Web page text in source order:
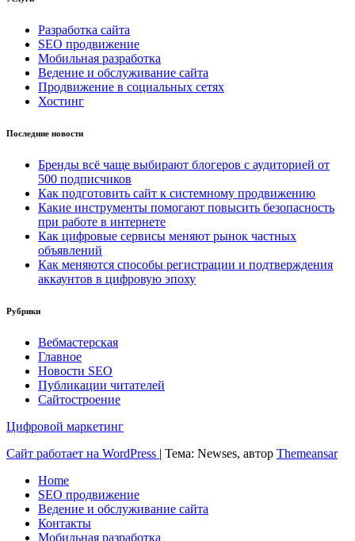
Разработка сайта
SEO продвижение
Мобильная разработка
Ведение и обслуживание сайта
Продвижение в социальных сетях
Хостинг
Последние новости
Бренды всё чаще выбирают блогеров с аудиторией от
500 подписчиков
Как подготовить сайт к системному продвижению
Какие инструменты помогают повысить безопасность
при работе в интернете
Как цифровые сервисы меняют рынок частных
объявлений
Как меняются способы регистрации и подтверждения
аккаунтов в цифровую эпоху
Рубрики
Вебмастерская
Главное
Новости SEO
Публикации читателей
Сайтостроение
Цифровой маркетинг
Сайт работает на WordPress | Тема: Newses, автор Themeansar
Home
SEO продвижение
Ведение и обслуживание сайта
Контакты
Мобильная разработка